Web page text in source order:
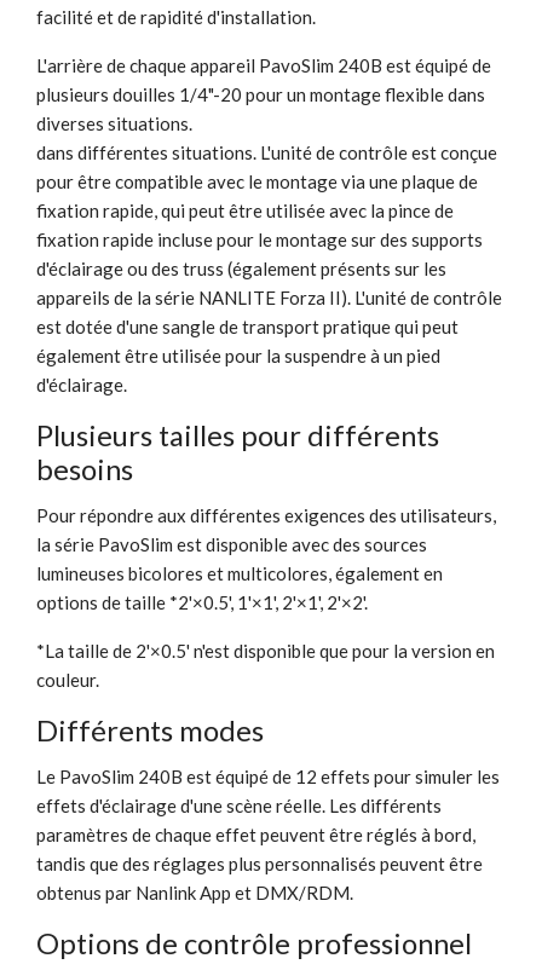
facilité et de rapidité d'installation.
L'arrière de chaque appareil PavoSlim 240B est équipé de
plusieurs douilles 1/4"-20 pour un montage flexible dans
diverses situations.
dans différentes situations. L'unité de contrôle est conçue
pour être compatible avec le montage via une plaque de
fixation rapide, qui peut être utilisée avec la pince de
fixation rapide incluse pour le montage sur des supports
d'éclairage ou des truss (également présents sur les
appareils de la série NANLITE Forza II). L'unité de contrôle
est dotée d'une sangle de transport pratique qui peut
également être utilisée pour la suspendre à un pied
d'éclairage.
Plusieurs tailles pour différents
besoins
Pour répondre aux différentes exigences des utilisateurs,
la série PavoSlim est disponible avec des sources
lumineuses bicolores et multicolores, également en
options de taille *2'×0.5', 1'×1', 2'×1', 2'×2'.
*La taille de 2'×0.5' n'est disponible que pour la version en
couleur.
Différents modes
Le PavoSlim 240B est équipé de 12 effets pour simuler les
effets d'éclairage d'une scène réelle. Les différents
paramètres de chaque effet peuvent être réglés à bord,
tandis que des réglages plus personnalisés peuvent être
obtenus par Nanlink App et DMX/RDM.
Options de contrôle professionnel